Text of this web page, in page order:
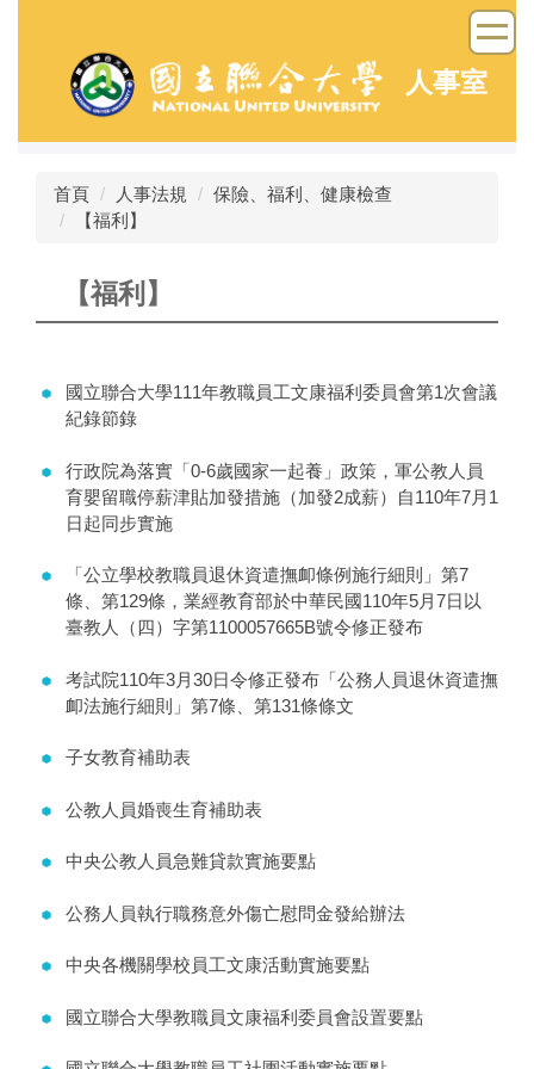
容
人事室
首頁 人事法規
保險、福利、健康檢查
【福利】
【福利】
國立聯合大學111年教職員工文康福利委員會第1次會議
紀錄節錄
行政院為落實「0-6歲國家一起養」政策，軍公教人員
育嬰留職停薪津貼加發措施（加發2成薪）自110年7月1
日起同步實施
「公立學校教職員退休資遣撫卹條例施行細則」第7
條、第129條，業經教育部於中華民國110年5月7日以
臺教人（四）字第1100057665B號令修正發布
考試院110年3月30日令修正發布「公務人員退休資遣撫
卹法施行細則」第7條、第131條條文
子女教育補助表
公教人員婚喪生育補助表
中央公教人員急難貸款實施要點
公務人員執行職務意外傷亡慰問金發給辦法
中央各機關學校員工文康活動實施要點
國立聯合大學教職員文康福利委員會設置要點